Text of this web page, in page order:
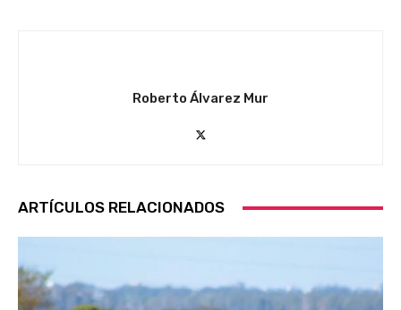
Roberto Álvarez Mur
ARTÍCULOS RELACIONADOS